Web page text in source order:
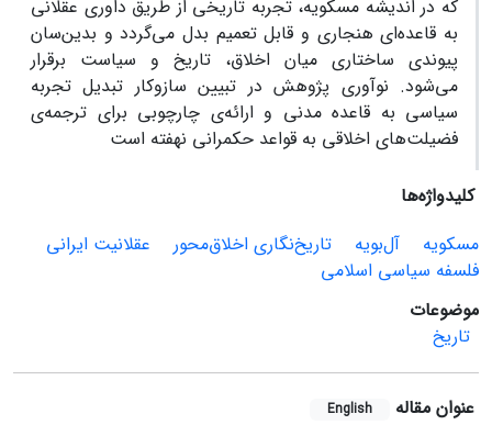
که در اندیشه‌ مسکویه، تجربه‌ تاریخی از طریق داوری عقلانی
به قاعده‌ای هنجاری و قابل تعمیم بدل می‌گردد و بدین‌سان
پیوندی ساختاری میان اخلاق، تاریخ و سیاست برقرار
می‌شود. نوآوری پژوهش در تبیین سازوکار تبدیل تجربه‌
سیاسی به قاعده‌ مدنی و ارائه‌ی چارچوبی برای ترجمه‌ی
فضیلت‌های اخلاقی به قواعد حکمرانی نهفته است
کلیدواژه‌ها
مسکویه
آل‌بویه تاریخ‌نگاری اخلاق‌محور
عقلانیت ایرانی
فلسفه سیاسی اسلامی
موضوعات
تاریخ
عنوان مقاله English